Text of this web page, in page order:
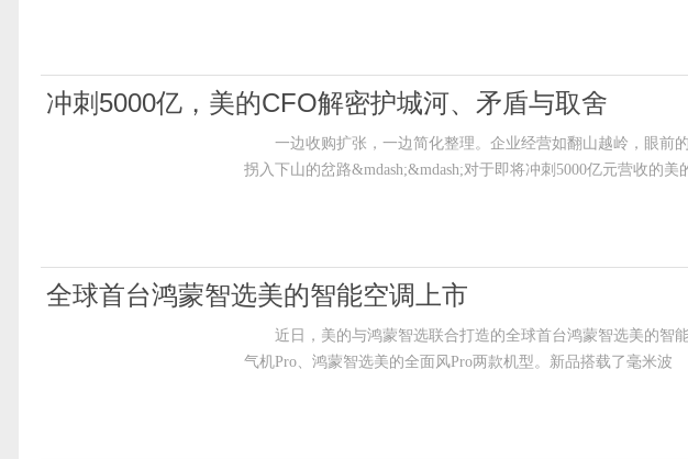
冲刺5000亿，美的CFO解密护城河、矛盾与取舍
一边收购扩张，一边简化整理。企业经营如翻山越岭，眼前
拐入下山的岔路&mdash;&mdash;对于即将冲刺5000亿元营收的美
全球首台鸿蒙智选美的智能空调上市
近日，美的与鸿蒙智选联合打造的全球首台鸿蒙智选美的智
气机Pro、鸿蒙智选美的全面风Pro两款机型。新品搭载了毫米波